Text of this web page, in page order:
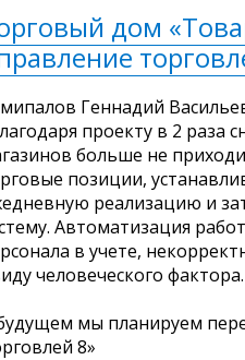
дом
Геннадий
проекту в 2 разa
больше не
позиции,
реализацию и
Автоматизация
в учете,
человеческого фактора.
мы планируем
8»